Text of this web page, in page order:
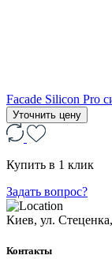
Facade Silicon Pro
Уточнить цену
Купить в 1 клик
Задать вопрос?
Киев, ул.
Контакты